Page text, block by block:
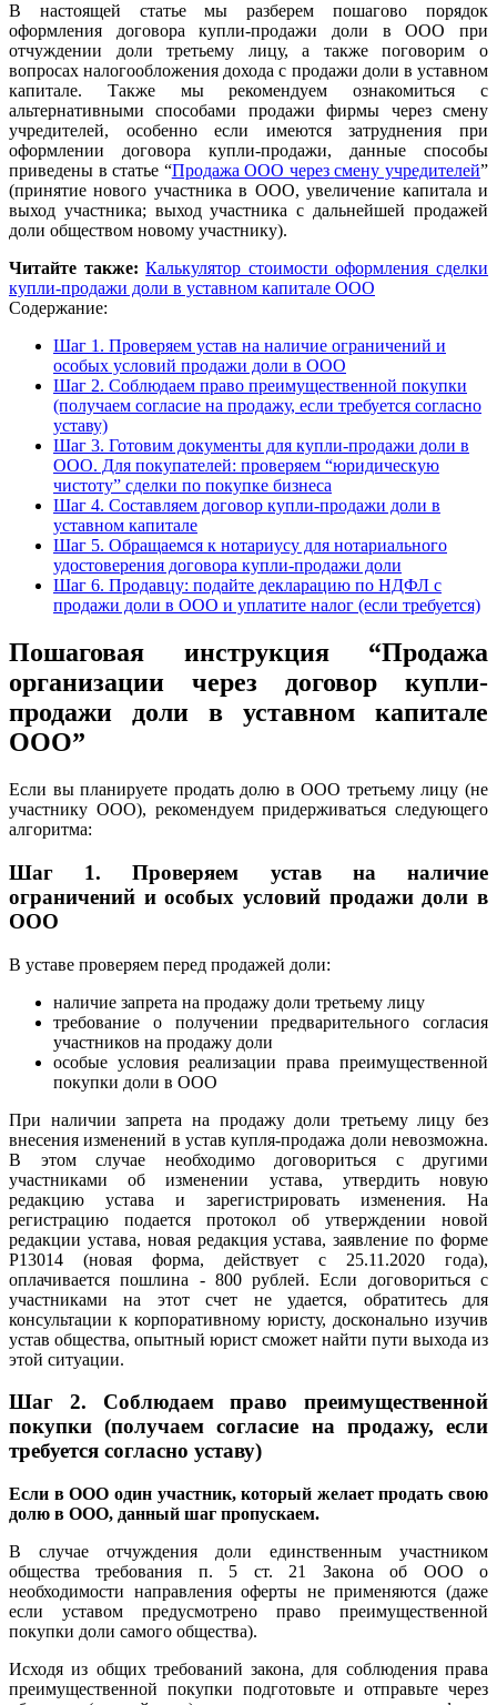
В настоящей статье мы разберем пошагово порядок
оформления договора купли-продажи доли в ООО при
отчуждении доли третьему лицу, а также поговорим о
вопросах налогообложения дохода с продажи доли в уставном
капитале. Также мы рекомендуем ознакомиться с
альтернативными способами продажи фирмы через смену
учредителей, особенно если имеются затруднения при
оформлении договора купли-продажи, данные способы
приведены в статье “Продажа ООО через смену учредителей”
(принятие нового участника в ООО, увеличение капитала и
выход участника; выход участника с дальнейшей продажей
доли обществом новому участнику).
Читайте также: Калькулятор стоимости оформления сделки
купли-продажи доли в уставном капитале ООО
Содержание:
Шаг 1. Проверяем устав на наличие ограничений и
особых условий продажи доли в ООО
Шаг 2. Соблюдаем право преимущественной покупки
(получаем согласие на продажу, если требуется согласно
уставу)
Шаг 3. Готовим документы для купли-продажи доли в
ООО. Для покупателей: проверяем “юридическую
чистоту” сделки по покупке бизнеса
Шаг 4. Составляем договор купли-продажи доли в
уставном капитале
Шаг 5. Обращаемся к нотариусу для нотариального
удостоверения договора купли-продажи доли
Шаг 6. Продавцу: подайте декларацию по НДФЛ с
продажи доли в ООО и уплатите налог (если требуется)
Пошаговая инструкция “Продажа
организации через договор купли-
продажи доли в уставном капитале
ООО”
Если вы планируете продать долю в ООО третьему лицу (не
участнику ООО), рекомендуем придерживаться следующего
алгоритма:
Шаг 1.Проверяем устав на наличие
ограничений и особых условий продажи доли в
ООО
В уставе проверяем перед продажей доли:
наличие запрета на продажу доли третьему лицу
требование о получении предварительного согласия
участников на продажу доли
особые условия реализации права преимущественной
покупки доли в ООО
При наличии запрета на продажу доли третьему лицу без
внесения изменений в устав купля-продажа доли невозможна.
В этом случае необходимо договориться с другими
участниками об изменении устава, утвердить новую
редакцию устава и зарегистрировать изменения. На
регистрацию подается протокол об утверждении новой
редакции устава, новая редакция устава, заявление по форме
Р13014 (новая форма, действует с 25.11.2020 года),
оплачивается пошлина - 800 рублей. Если договориться с
участниками на этот счет не удается, обратитесь для
консультации к корпоративному юристу, досконально изучив
устав общества, опытный юрист сможет найти пути выхода из
этой ситуации.
Шаг 2. Соблюдаем право преимущественной
покупки (получаем согласие на продажу, если
требуется согласно уставу)
Если в ООО один участник, который желает продать свою
долю в ООО, данный шаг пропускаем.
В случае отчуждения доли единственным участником
общества требования п. 5 ст. 21 Закона об ООО о
необходимости направления оферты не применяются (даже
если уставом предусмотрено право преимущественной
покупки доли самого общества).
Исходя из общих требований закона, для соблюдения права
преимущественной покупки подготовьте и отправьте через